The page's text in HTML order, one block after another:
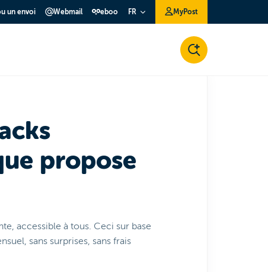
un envoi Webmail eboo FR MyPost
propose
accessible à tous. Ceci sur base
sans surprises, sans frais